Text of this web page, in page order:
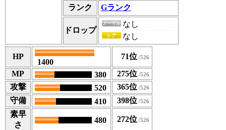
ランク Gランク
ドロップ
ノーマル なし
レア なし
HP
1400
71位
MP
380
275位
攻撃
520
365位
守備
410
398位
素早
さ
480 272位